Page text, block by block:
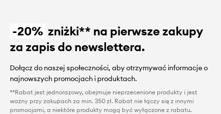
-20% zniżki** na pierwsze zakupy
za zapis do newslettera.
Dołącz do naszej społeczności, aby otrzymywać informacje o
najnowszych promocjach i produktach.
**Rabat jest jednorazowy, obejmuje nieprzecenione produkty i jest
ważny przy zakupach za min. 350 zł. Rabat nie łączy się z innymi
promocjami, a niektóre produkty mogą być wyłączone z rabatu.